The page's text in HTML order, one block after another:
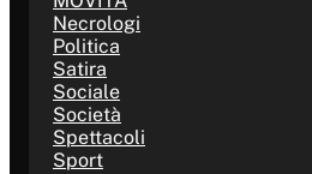
Necrologi
Politica
Satira
Sociale
Società
Spettacoli
Sport